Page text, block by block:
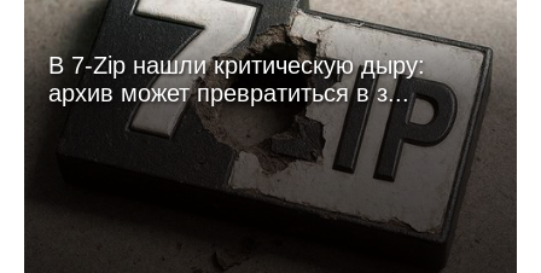
В 7-Zip нашли критическую дыру:
архив может превратиться в з...